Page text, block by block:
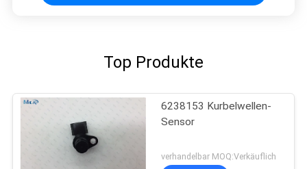
Top Produkte
6238153 Kurbelwellen-
Sensor
verhandelbar MOQ:Verkäuflich